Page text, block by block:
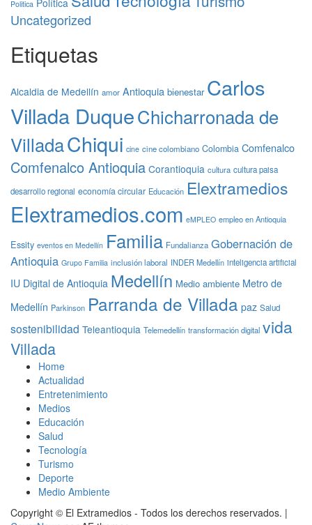
Politica Política
Uncategorized
Etiquetas
Alcaldia de Medellín amor Antioquia bienestar Carlos
Villada DuqueChicharronada de
VilladaChiqui cine cine colombiano Colombia Comfenalco
Comfenalco Antioquia Corantioquia cultura cultura paisa
desarrollo regional economía circular Educación Elextramedios
Elextramedios.com eMPLEO empleo en Antioquia
Essity eventos en Medellín Familia Fundalianza Gobernación de
Antioquia Grupo Familia inclusión laboral INDER Medellín inteligencia artificial
IU Digital de Antioquia Medellín Medio ambiente Metro de
Medellín Parkinson Parranda de Villada paz Salud
sostenibilidad Teleantioquia Telemedellín transformación digital vida
Villada
Home
Actualidad
Entretenimiento
Medios
Educación
Salud
Tecnología
Turismo
Deporte
Medio Ambiente
Copyright © El Extramedios - Todos los derechos reservados. |